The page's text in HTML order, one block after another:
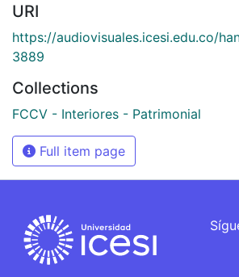
URI
https://audiovisuales.icesi.edu.co/
3889
Collections
FCCV - Interiores - Patrimonial
Full item page